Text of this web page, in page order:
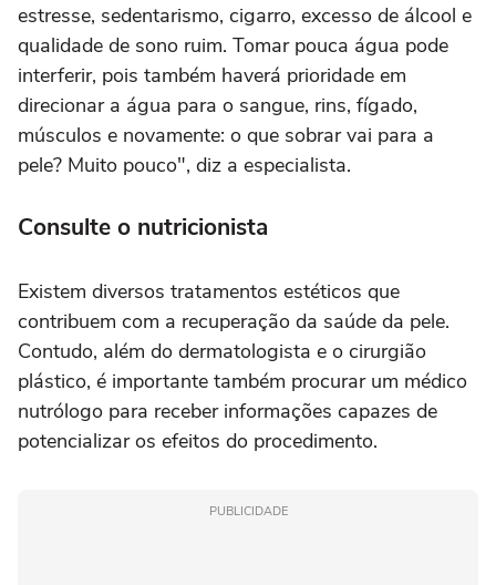
estresse, sedentarismo, cigarro, excesso de álcool e
qualidade de sono ruim. Tomar pouca água pode
interferir, pois também haverá prioridade em
direcionar a água para o sangue, rins, fígado,
músculos e novamente: o que sobrar vai para a
pele? Muito pouco", diz a especialista.
Consulte o nutricionista
Existem diversos tratamentos estéticos que
contribuem com a recuperação da saúde da pele.
Contudo, além do dermatologista e o cirurgião
plástico, é importante também procurar um médico
nutrólogo para receber informações capazes de
potencializar os efeitos do procedimento.
PUBLICIDADE